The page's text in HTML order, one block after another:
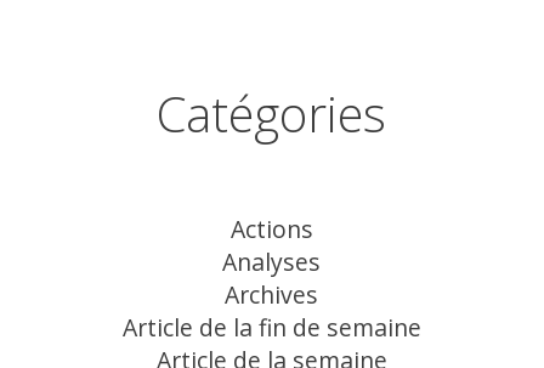
Catégories
Actions
Analyses
Archives
Article de la fin de semaine
Article de la semaine